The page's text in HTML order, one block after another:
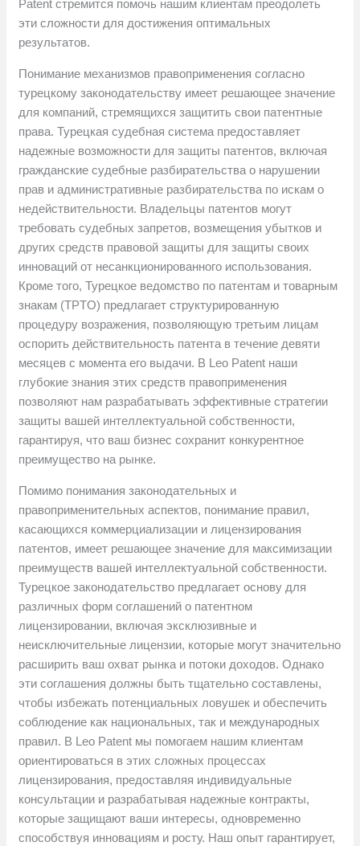
Patent стремится помочь нашим клиентам преодолеть
эти сложности для достижения оптимальных
результатов.
Понимание механизмов правоприменения согласно
турецкому законодательству имеет решающее значение
для компаний, стремящихся защитить свои патентные
права. Турецкая судебная система предоставляет
надежные возможности для защиты патентов, включая
гражданские судебные разбирательства о нарушении
прав и административные разбирательства по искам о
недействительности. Владельцы патентов могут
требовать судебных запретов, возмещения убытков и
других средств правовой защиты для защиты своих
инноваций от несанкционированного использования.
Кроме того, Турецкое ведомство по патентам и товарным
знакам (TPTO) предлагает структурированную
процедуру возражения, позволяющую третьим лицам
оспорить действительность патента в течение девяти
месяцев с момента его выдачи. В Leo Patent наши
глубокие знания этих средств правоприменения
позволяют нам разрабатывать эффективные стратегии
защиты вашей интеллектуальной собственности,
гарантируя, что ваш бизнес сохранит конкурентное
преимущество на рынке.
Помимо понимания законодательных и
правоприменительных аспектов, понимание правил,
касающихся коммерциализации и лицензирования
патентов, имеет решающее значение для максимизации
преимуществ вашей интеллектуальной собственности.
Турецкое законодательство предлагает основу для
различных форм соглашений о патентном
лицензировании, включая эксклюзивные и
неисключительные лицензии, которые могут значительно
расширить ваш охват рынка и потоки доходов. Однако
эти соглашения должны быть тщательно составлены,
чтобы избежать потенциальных ловушек и обеспечить
соблюдение как национальных, так и международных
правил. В Leo Patent мы помогаем нашим клиентам
ориентироваться в этих сложных процессах
лицензирования, предоставляя индивидуальные
консультации и разрабатывая надежные контракты,
которые защищают ваши интересы, одновременно
способствуя инновациям и росту. Наш опыт гарантирует,